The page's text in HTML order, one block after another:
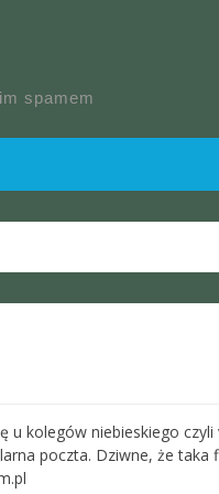
spamem
kolegów niebieskiego czyli
poczta. Dziwne, że taka